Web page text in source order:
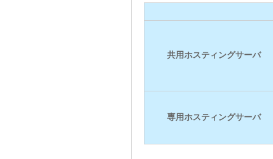
共用ホスティングサーバ
専用ホスティングサーバ